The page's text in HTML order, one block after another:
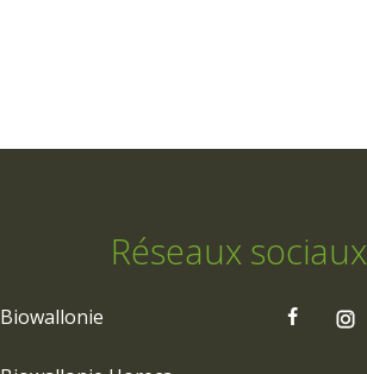
Réseaux sociaux
Biowallonie